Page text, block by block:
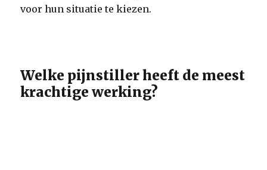
voor hun situatie te kiezen.
Welke pijnstiller heeft de meest
krachtige werking?